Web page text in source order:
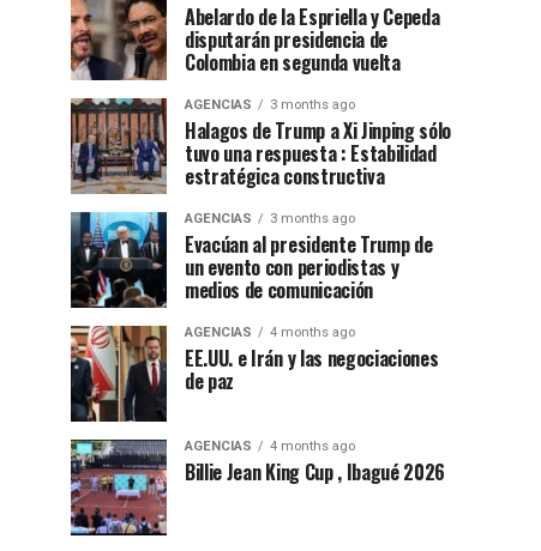
Abelardo de la Espriella y Cepeda
disputarán presidencia de
Colombia en segunda vuelta
AGENCIAS 3 months ago
Halagos de Trump a Xi Jinping sólo
tuvo una respuesta : Estabilidad
estratégica constructiva
AGENCIAS 3 months ago
Evacúan al presidente Trump de
un evento con periodistas y
medios de comunicación
AGENCIAS 4 months ago
EE.UU. e Irán y las negociaciones
de paz
AGENCIAS 4 months ago
Billie Jean King Cup , Ibagué 2026